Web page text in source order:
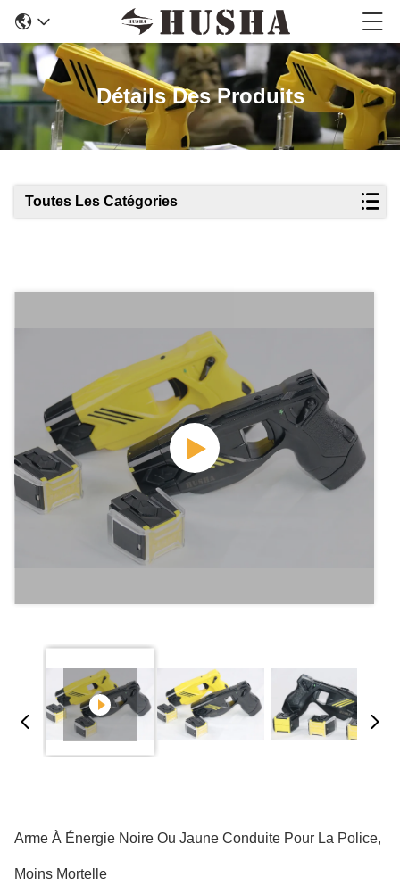
Détails Des Produits
Toutes Les Catégories
Arme À Énergie Noire Ou Jaune Conduite Pour La Police,
Moins Mortelle